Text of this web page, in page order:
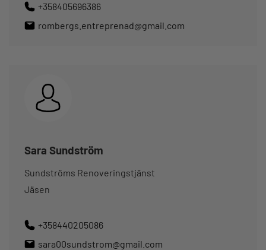
+358405696386
rombergs.entreprenad@gmail.com
Sara Sundström
Sundströms Renoveringstjänst
Jäsen
+358440205086
sara00sundstrom@gmail.com